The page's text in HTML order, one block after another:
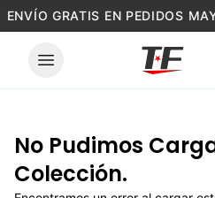
Skip to content
ENVÍO GRATIS EN PEDIDOS
No Pudimos
Colección.